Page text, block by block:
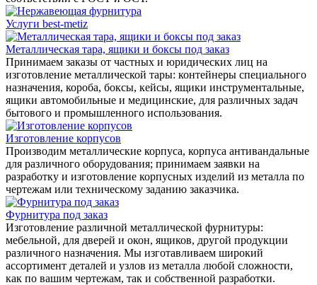
Услуги best-metiz
Металлическая тара, ящики и боксы под заказ
Принимаем заказы от частных и юридических лиц на
изготовление металлической тары: контейнеры специального
назначения, короба, боксы, кейсы, ящики инструментальные,
ящики автомобильные и медицинские, для различных задач
бытового и промышленного использования.
Изготовление корпусов
Производим металлические корпуса, корпуса антивандальные
для различного оборудования; принимаем заявки на
разработку и изготовление корпусных изделий из металла по
чертежам или техническому заданию заказчика.
Фурнитура под заказ
Изготовление различной металлической фурнитуры:
мебельной, для дверей и окон, ящиков, другой продукции
различного назначения. Мы изготавливаем широкий
ассортимент деталей и узлов из металла любой сложности,
как по вашим чертежам, так и собственной разработки.